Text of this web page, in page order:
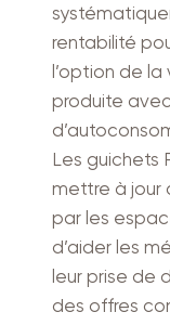
rentabilité
l’option de
produite
Les guichets
mettre à jour
par les
d’aider les
leur prise de
des offres